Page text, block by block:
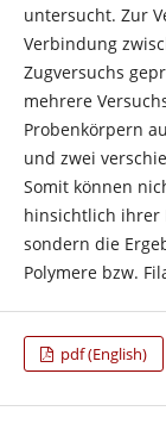
untersucht. Zur
Verbindung
Zugversuchs
mehrere
Probenkörpern
und zwei
Somit können
hinsichtlich ihrer
sondern die
Polymere bzw.
pdf (English)